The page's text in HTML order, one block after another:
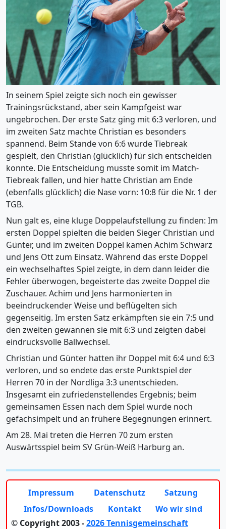
In seinem Spiel zeigte sich noch ein gewisser
Trainingsrückstand, aber sein Kampfgeist war
ungebrochen. Der erste Satz ging mit 6:3 verloren, und
im zweiten Satz machte Christian es besonders
spannend. Beim Stande von 6:6 wurde Tiebreak
gespielt, den Christian (glücklich) für sich entscheiden
konnte. Die Entscheidung musste somit im Match-
Tiebreak fallen, und hier hatte Christian am Ende
(ebenfalls glücklich) die Nase vorn: 10:8 für die Nr. 1 der
TGB.
Nun galt es, eine kluge Doppelaufstellung zu finden: Im
ersten Doppel spielten die beiden Sieger Christian und
Günter, und im zweiten Doppel kamen Achim Schwarz
und Jens Ott zum Einsatz. Während das erste Doppel
ein wechselhaftes Spiel zeigte, in dem dann leider die
Fehler überwogen, begeisterte das zweite Doppel die
Zuschauer. Achim und Jens harmonierten in
beeindruckender Weise und beflügelten sich
gegenseitig. Im ersten Satz erkämpften sie ein 7:5 und
den zweiten gewannen sie mit 6:3 und zeigten dabei
eindrucksvolle Ballwechsel.
Christian und Günter hatten ihr Doppel mit 6:4 und 6:3
verloren, und so endete das erste Punktspiel der
Herren 70 in der Nordliga 3:3 unentschieden.
Insgesamt ein zufriedenstellendes Ergebnis; beim
gemeinsamen Essen nach dem Spiel wurde noch
gefachsimpelt und an frühere Begegnungen erinnert.
Am 28. Mai treten die Herren 70 zum ersten
Auswärtsspiel beim SV Grün-Weiß Harburg an.
Impressum Datenschutz
Satzung
Infos/Downloads
Kontakt
Wo wir sind
© Copyright 2003 -2026 Tennisgemeinschaft